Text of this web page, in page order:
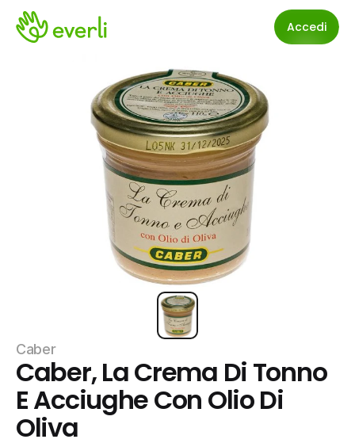
Accedi
Caber
Caber, La Crema Di Tonno
E Acciughe Con Olio Di
Oliva